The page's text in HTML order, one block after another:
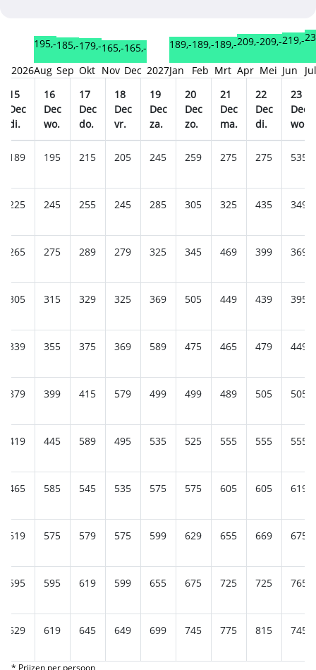
2026
195,-
Aug
185,-
Sep
179,-
Okt
165,-
Nov
165,-
Dec 2027
189,-
Jan
189,-
Feb
189,-
Mrt
209,-
Apr
209,-
Mei
219,-
Jun
Jul
15
Dec
di.
16
Dec
wo.
17
Dec
do.
18
Dec
vr.
19
Dec
za.
20
Dec
zo.
21
Dec
ma.
22
Dec
di.
23
Dec
wo.
189 195 215 205 245 259 275 275 535
225 245 255 245 285 305 325 435 349
265 275 289 279 325 345 469 399 369
305 315 329 325 369 505 449 439 395
339 355 375 369 589 475 465 479 449
379 399 415 579 499 499 489 505 505
419 445 589 495 535 525 555 555 555
465 585 545 535 575 575 605 605 619
619 575 579 575 599 629 655 669 675
595 595 619 599 655 675 725 725 765
629 619 645 649 699 745 775 815 745
* Prijzen per persoon